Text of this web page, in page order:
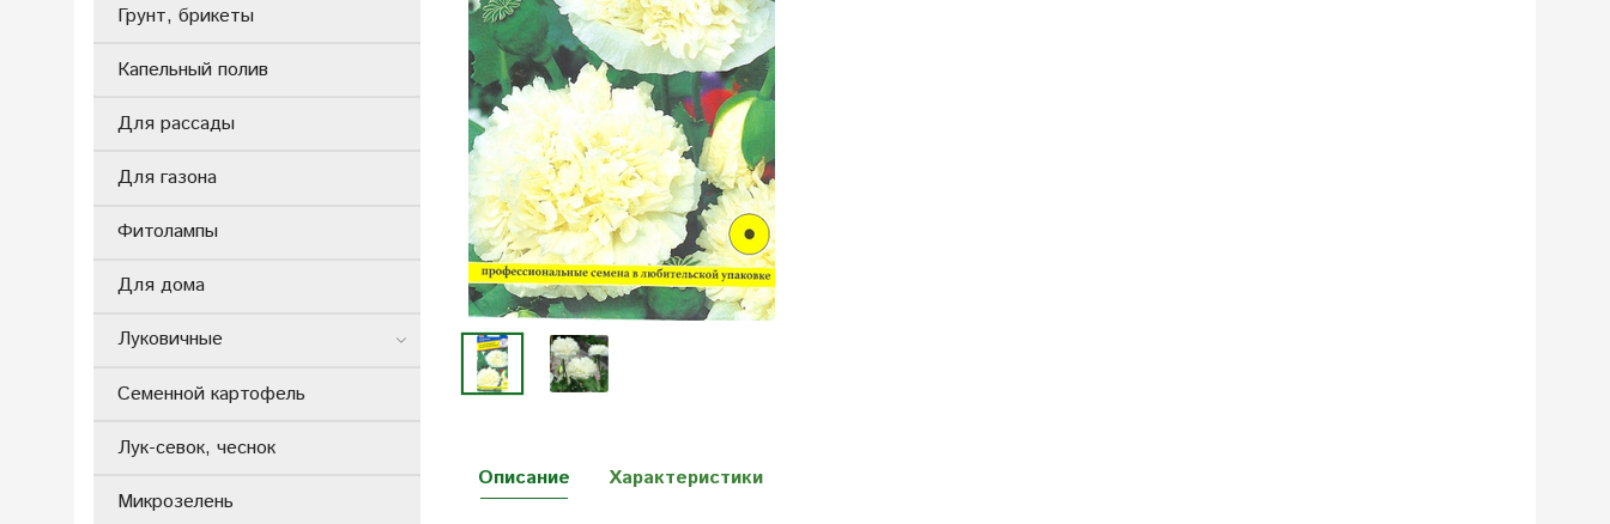
Описание Характеристики
Грунт, брикеты
Капельный полив
Для рассады
Для газона
Фитолампы
Для дома
Луковичные
Семенной картофель
Лук-севок, чеснок
Микрозелень